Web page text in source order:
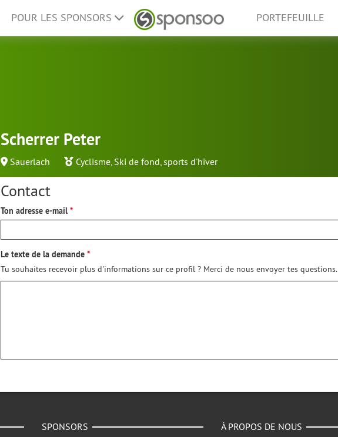
POUR LES SPONSORS PORTEFEUILLE
Scherrer Peter
Sauerlach Cyclisme, Ski de fond,sports d'hiver
Contact
Ton adresse e-mail
Le texte de la demande
Tu souhaites recevoir plus d'informations sur ce profil ? Merci de nous envoyer tes questions.
SPONSORS À PROPOS DE NOUS